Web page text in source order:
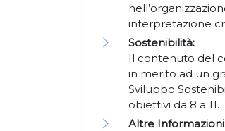
interpretazione
Sostenibilità:
Il contenuto del
in merito ad un
Sviluppo
obiettivi da 8 a 11.
Altre